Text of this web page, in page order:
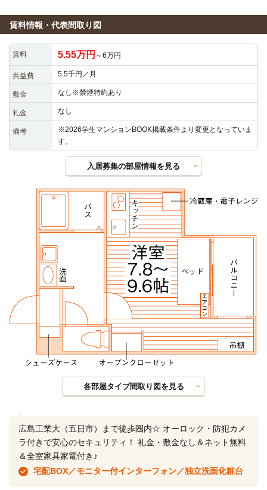
賃料情報・代表間取り図
賃料 5.55万円 ～6万円
共益費 5.5千円／月
敷金 なし※禁煙特約あり
礼金 なし
備考
※2026学生マンションBOOK掲載条件より変更となっていま
す。
入居募集の部屋情報を見る
各部屋タイプ間取り図を見る
広島工業大（五日市）まで徒歩圏内☆ オーロック・防犯カメ
ラ付きで安心のセキュリティ！ 礼金・敷金なし＆ネット無料
＆全室家具家電付き♪
宅配BOX／モニター付インターフォン／独立洗面化粧台